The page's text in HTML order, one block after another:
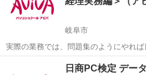
岐阜市
実際の業務では、問題集のようにやれば
ではありません。この講座では【よく
します。意図を汲み取り、Excelを"使
岐阜市 その他
日商PC検定 デー